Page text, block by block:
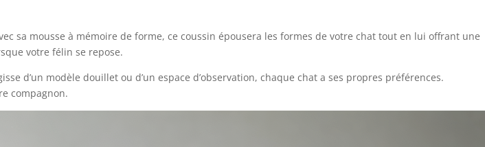
sa mousse à mémoire de forme, ce coussin épousera les formes de votre chat tout en lui offrant une
votre félin se repose.
d’un modèle douillet ou d’un espace d’observation, chaque chat a ses propres préférences.
compagnon.